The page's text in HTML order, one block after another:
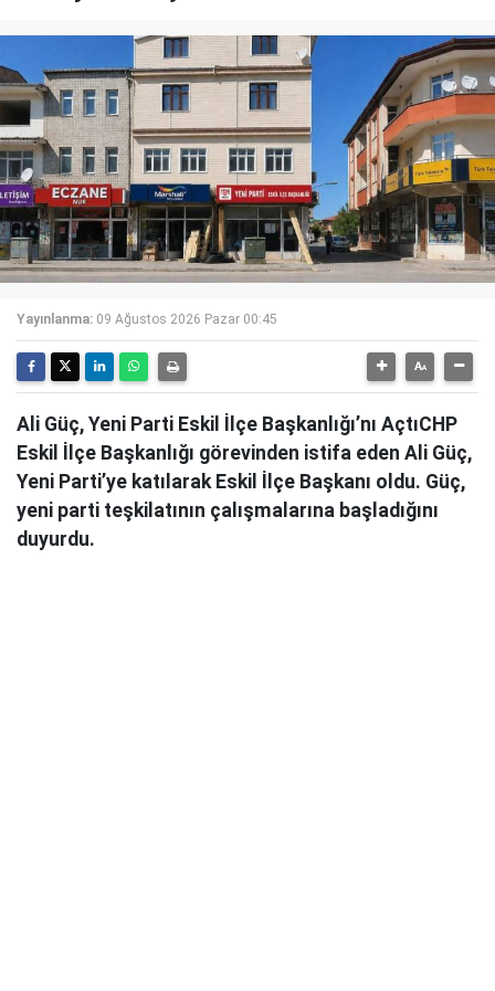
Yayınlanma: 09 Ağustos 2026 Pazar 00:45
Ali Güç, Yeni Parti Eskil İlçe Başkanlığı’nı AçtıCHP
Eskil İlçe Başkanlığı görevinden istifa eden Ali Güç,
Yeni Parti’ye katılarak Eskil İlçe Başkanı oldu. Güç,
yeni parti teşkilatının çalışmalarına başladığını
duyurdu.